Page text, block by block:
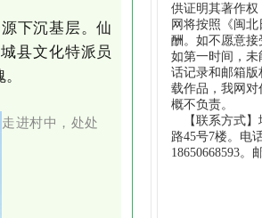
下沉基层。仙
县文化特派员
走进村中，处处
供证明其著作
网将按照《闽
酬。如不愿意接
如第一时间，未
话记录和邮箱版
载作品，我网对
概不负责。
【联系方式】
路45号7楼。电
18650668593。